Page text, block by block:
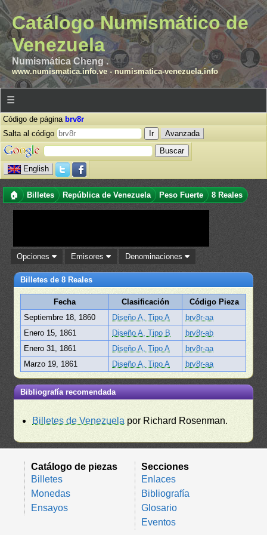
Catálogo Numismático de
Venezuela
Numismática Cheng .
www.numismatica.info.ve- numismatica-venezuela.info
☰
Código de página brv8r
Salta al código
Avanzada
English
🏠 Billetes República de Venezuela Peso Fuerte 8 Reales
Opciones Emisores Denominaciones
Billetes de 8 Reales
Fecha Clasificación
Código Pieza
Septiembre 18, 1860
Diseño A, Tipo A
brv8r-aa
Enero 15, 1861
Diseño A, Tipo B
brv8r-ab
Enero 31, 1861
Diseño A, Tipo A
brv8r-aa
Marzo 19, 1861
Diseño A, Tipo A brv8r-aa
Bibliografía recomendada
Billetes de Venezuela por Richard Rosenman.
Catálogo de piezas
Billetes
Monedas
Ensayos
Secciones
Enlaces
Bibliografía
Glosario
Eventos